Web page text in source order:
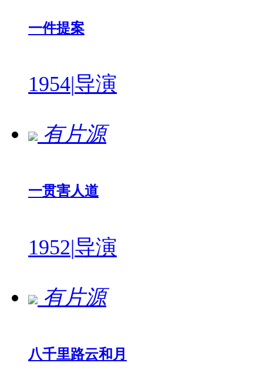
一件提案
1954|导演
有片源
一贯害人道
1952|导演
有片源
八千里路云和月